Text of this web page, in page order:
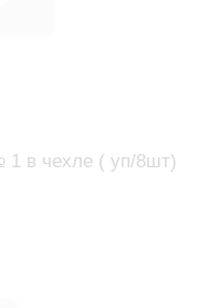
в чехле ( уп/8шт)